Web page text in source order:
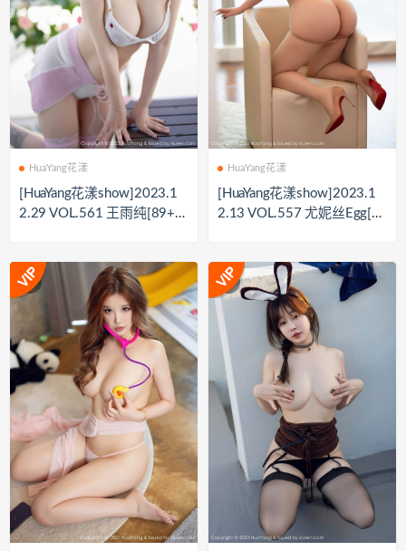
HuaYang花漾
[HuaYang花漾show]2023.1
2.29 VOL.561 王雨纯[89+1
HuaYang花漾
[HuaYang花漾show]2023.1
2.13 VOL.557 尤妮丝Egg[5